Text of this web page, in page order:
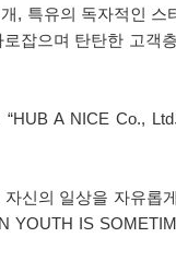
, 특유의 독자적인 스
잡으며 탄탄한 고객
“HUB A NICE Co.,
자신의 일상을 자유롭
YOUTH IS